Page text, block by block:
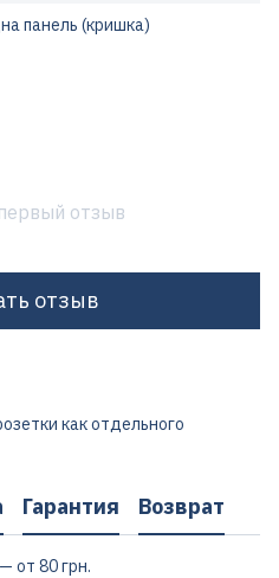
панель (кришка)
отзыв
отзыв
как отдельного
Гарантия Возврат
от 80 грн.